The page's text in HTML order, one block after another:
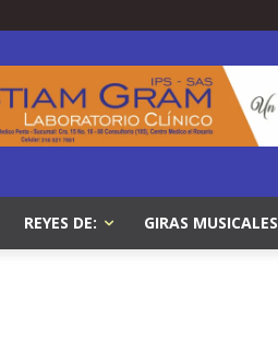
REYES DE: GIRAS MUSICALES